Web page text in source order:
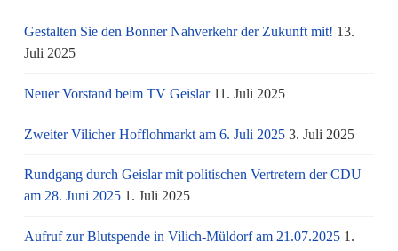
Gestalten Sie den Bonner Nahverkehr der Zukunft mit! 13.
Juli 2025
Neuer Vorstand beim TV Geislar 11. Juli 2025
Zweiter Vilicher Hofflohmarkt am 6. Juli 2025 3. Juli 2025
Rundgang durch Geislar mit politischen Vertretern der CDU
am 28. Juni 2025 1. Juli 2025
Aufruf zur Blutspende in Vilich-Müldorf am 21.07.2025 1.